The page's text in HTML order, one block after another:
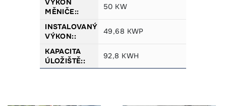
50 KW
49,68 KWP
92,8 KWH